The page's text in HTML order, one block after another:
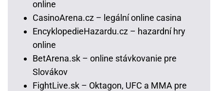
online
CasinoArena.cz – legální online casina
EncyklopedieHazardu.cz – hazardní hry
online
BetArena.sk – online stávkovanie pre
Slovákov
FightLive.sk – Oktagon, UFC a MMA pre